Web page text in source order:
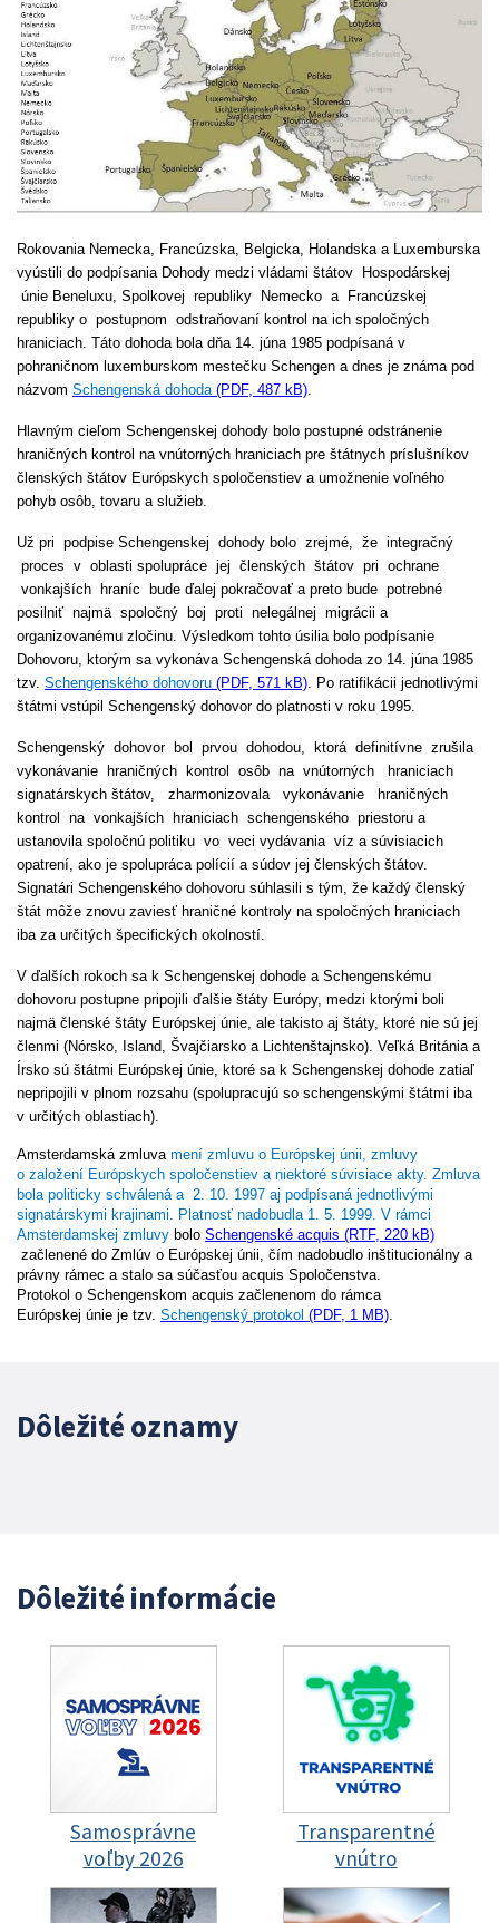
Rokovania Nemecka, Francúzska, Belgicka, Holandska a Luxemburska
vyústili do podpísania Dohody medzi vládami štátov Hospodárskej
únie Beneluxu, Spolkovej republiky Nemecko a Francúzskej
republiky o postupnom odstraňovaní kontrol na ich spoločných
hraniciach. Táto dohoda bola dňa 14. júna 1985 podpísaná v
pohraničnom luxemburskom mestečku Schengen a dnes je známa pod
názvom Schengenská dohoda (PDF, 487 kB)
Hlavným cieľom Schengenskej dohody bolo postupné odstránenie
hraničných kontrol na vnútorných hraniciach pre štátnych príslušníkov
členských štátov Európskych spoločenstiev a umožnenie voľného
pohyb osôb, tovaru a služieb.
Už pri podpise Schengenskej dohody bolo zrejmé, že integračný
proces v oblasti spolupráce jej členských štátov pri ochrane
vonkajších hraníc bude ďalej pokračovať a preto bude potrebné
posilniť najmä spoločný boj proti nelegálnej migrácii a
organizovanému zločinu. Výsledkom tohto úsilia bolo podpísanie
Dohovoru, ktorým sa vykonáva Schengenská dohoda zo 14. júna 1985
tzv. Schengenského dohovoru (PDF, 571 kB) . Po ratifikácii jednotlivými
štátmi vstúpil Schengenský dohovor do platnosti v roku 1995.
Schengenský dohovor bol prvou dohodou, ktorá definitívne zrušila
vykonávanie hraničných kontrol osôb na vnútorných hraniciach
signatárskych štátov, zharmonizovala vykonávanie hraničných
kontrol na vonkajších hraniciach schengenského priestoru a
ustanovila spoločnú politiku vo veci vydávania víz a súvisiacich
opatrení, ako je spolupráca polícií a súdov jej členských štátov.
Signatári Schengenského dohovoru súhlasili s tým, že každý členský
štát môže znovu zaviesť hraničné kontroly na spoločných hraniciach
iba za určitých špecifických okolností.
V ďalších rokoch sa k Schengenskej dohode a Schengenskému
dohovoru postupne pripojili ďalšie štáty Európy, medzi ktorými boli
najmä členské štáty Európskej únie, ale takisto aj štáty, ktoré nie sú jej
členmi (Nórsko, Island, Švajčiarsko a Lichtenštajnsko). Veľká Británia a
Írsko sú štátmi Európskej únie, ktoré sa k Schengenskej dohode zatiaľ
nepripojili v plnom rozsahu (spolupracujú so schengenskými štátmi iba
v určitých oblastiach).
Amsterdamská zmluva mení zmluvu o Európskej únii, zmluvy
o založení Európskych spoločenstiev a niektoré súvisiace akty. Zmluva
bola politicky schválená a 2. 10. 1997 aj podpísaná jednotlivými
signatárskymi krajinami. Platnosť nadobudla 1. 5. 1999. V rámci
Amsterdamskej zmluvy bolo Schengenské acquis (RTF, 220 kB)
začlenené do Zmlúv o Európskej únii, čím nadobudlo inštitucionálny a
právny rámec a stalo sa súčasťou acquis Spoločenstva.
Protokol o Schengenskom acquis začlenenom do rámca
Európskej únie je tzv. Schengenský protokol (PDF, 1 MB)
Dôležité oznamy
Dôležité informácie
Samosprávne
voľby 2026
Transparentné
vnútro